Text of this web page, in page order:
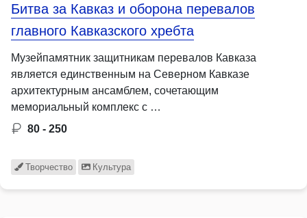
Битва за Кавказ и оборона перевалов
главного Кавказского хребта
Музейпамятник защитникам перевалов Кавказа
является единственным на Северном Кавказе
архитектурным ансамблем, сочетающим
мемориальный комплекс с …
80 - 250
Творчество Культура